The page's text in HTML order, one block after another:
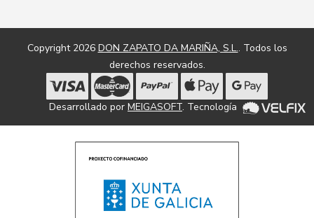
Copyright 2026 DON ZAPATO DA MARIÑA, S.L.. Todos los
derechos reservados.
Desarrollado por MEIGASOFT. Tecnología